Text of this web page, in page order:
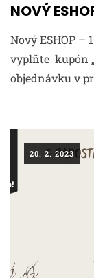
NOVÝ
Nový ESHOP –
vyplňte kupón
objednávku v
20. 2. 2023